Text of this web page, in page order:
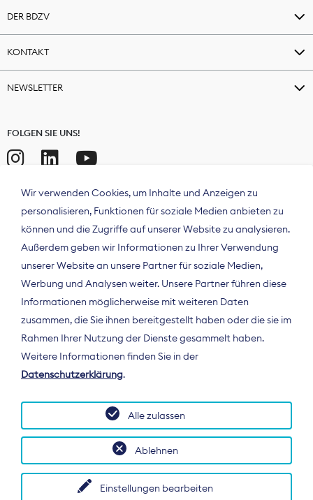
DER BDZV
KONTAKT
NEWSLETTER
FOLGEN SIE UNS!
Der Bundesverband Digitalpublisher und
Zeitungsverleger (BDZV) vertritt als
Spitzenorganisation die Interessen der
Deutschland und auf EU-Ebene.
Wir verwenden Cookies, um Inhalte und Anzeigen zu
personalisieren, Funktionen für soziale Medien anbieten zu
können und die Zugriffe auf unserer Website zu analysieren.
Außerdem geben wir Informationen zu Ihrer Verwendung
unserer Website an unsere Partner für soziale Medien,
Werbung und Analysen weiter. Unsere Partner führen diese
Informationen möglicherweise mit weiteren Daten
zusammen, die Sie ihnen bereitgestellt haben oder die sie im
Rahmen Ihrer Nutzung der Dienste gesammelt haben.
Weitere Informationen finden Sie in der
Datenschutzerklärung.
Einstellungen bearbeiten
Ablehnen
Alle zulassen